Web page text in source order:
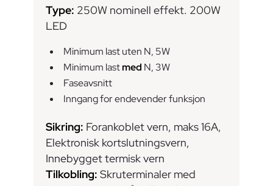
Type: 250W nominell effekt. 200W
LED
Minimum last uten N, 5W
Minimum lastmed N, 3W
Faseavsnitt
Inngang for endevender funksjon
Sikring: Forankoblet vern, maks 16A,
Elektronisk kortslutningsvern,
Innebygget termisk vern
Tilkobling: Skruterminaler med